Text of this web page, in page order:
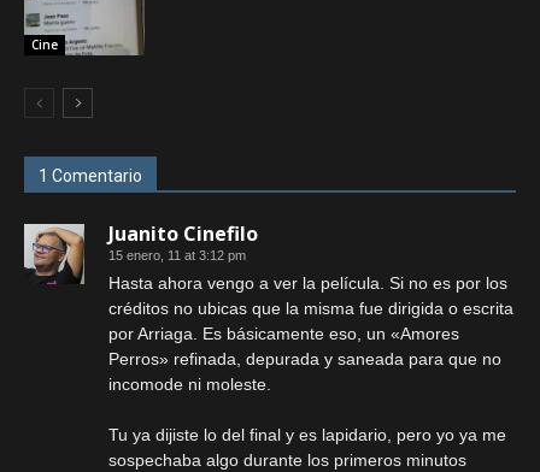
Cine
1 Comentario
Juanito Cinefilo
15 enero, 11 at 3:12 pm
Hasta ahora vengo a ver la película. Si no es por los
créditos no ubicas que la misma fue dirigida o escrita
por Arriaga. Es básicamente eso, un «Amores
Perros» refinada, depurada y saneada para que no
incomode ni moleste.
Tu ya dijiste lo del final y es lapidario, pero yo ya me
sospechaba algo durante los primeros minutos